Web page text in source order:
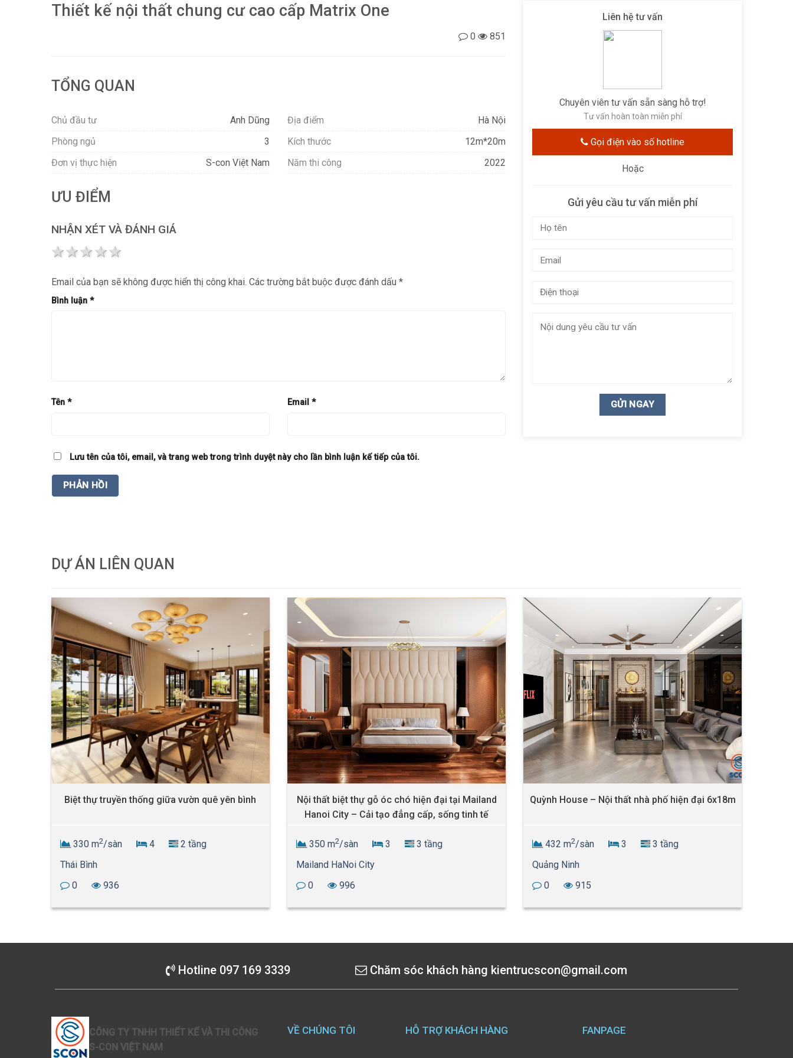
Thiết kế nội thất chung cư cao cấp Matrix One
0 851
TỔNG QUAN
Chủ đầu tư Anh Dũng Địa điểm
Hà Nội
Phòng ngủ
3 Kích thước
12m*20m
Đơn vị thực hiện
S-con Việt Nam Năm thi công 2022
ƯU ĐIỂM
NHẬN XÉT VÀ ĐÁNH GIÁ
4 stars
3 stars
2 stars
1 star
Email của bạn sẽ không được hiển thị công khai. Các trường bắt buộc được đánh dấu *
Bình luận *
Tên * Email *
Lưu tên của tôi, email, và trang web trong trình duyệt này cho lần bình luận kế tiếp của tôi.
Liên hệ tư vấn
Chuyên viên tư vấn sẵn sàng hỗ trợ!
Tư vấn hoàn toàn miễn phí
Gọi điện vào số hotline
Hoặc
Gửi yêu cầu tư vấn miễn phí
DỰ ÁN LIÊN QUAN
Biệt thự truyền thống giữa vườn quê yên bình
330 m2/sàn 4
2 tầng
Thái Bình
0
936
Nội thất biệt thự gỗ óc chó hiện đại tại Mailand
Hanoi City – Cải tạo đẳng cấp, sống tinh tế
350 m2/sàn 3
3 tầng
Mailand HaNoi City
0
996
Quỳnh House – Nội thất nhà phố hiện đại 6x18m
432 m2/sàn 3
3 tầng
Quảng Ninh
0
915
Hotline 097 169 3339 Chăm sóc khách hàng kientrucscon@gmail.com
CÔNG TY TNHH THIẾT KẾ VÀ THI CÔNG
S-CON VIỆT NAM
VỀ CHÚNG TÔI HỖ TRỢ KHÁCH HÀNG FANPAGE